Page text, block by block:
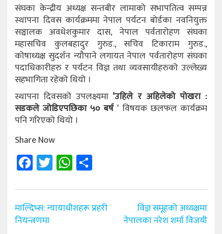
संघका केन्द्रीय अध्यक्ष सन्तबीर लामाको सभापतित्व सम्पन्न
स्थापना दिवस कार्यक्रममा नेपाल पर्यटन बोर्डका नवनियुक्त
सञ्चालक अवधेशकुमार दास, नेपाल पर्वतारोहण संघका
महासचिव कुलबहादुर गुरुड., सचिव टिकाराम गुरुड.,
कोषाध्यक्ष सुदर्शन न्यौपाने लगायत नेपाल पर्वतारोहण संघका
पदाधिकारीहरु र पर्यटन विज्ञ तथा व्यवसायीहरुको उल्लेख्य
सहभागिता रहेको थियो ।
स्थापना दिवसको उपलक्ष्यमा ‘उहिले र अहिलेको पोखरा :
सडकले जोडिएपछिका ५० बर्ष‘ विषयक छलफल कार्यक्रम
पनि गरिएको थियो ।
Share Now
Facebook
TwitterWhatsApp
Post
navigation
माल्दिभ्स: न्यायाधीशहरू प्रहरी
नियन्त्रणमा
विज्ञ समूहको अध्यक्षमा
नेपालका नरेश शर्मा विजयी